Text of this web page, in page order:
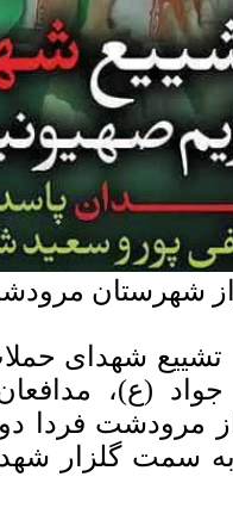
شهرستان
تشییع شهدای
(ع)،
به سمت گلزار